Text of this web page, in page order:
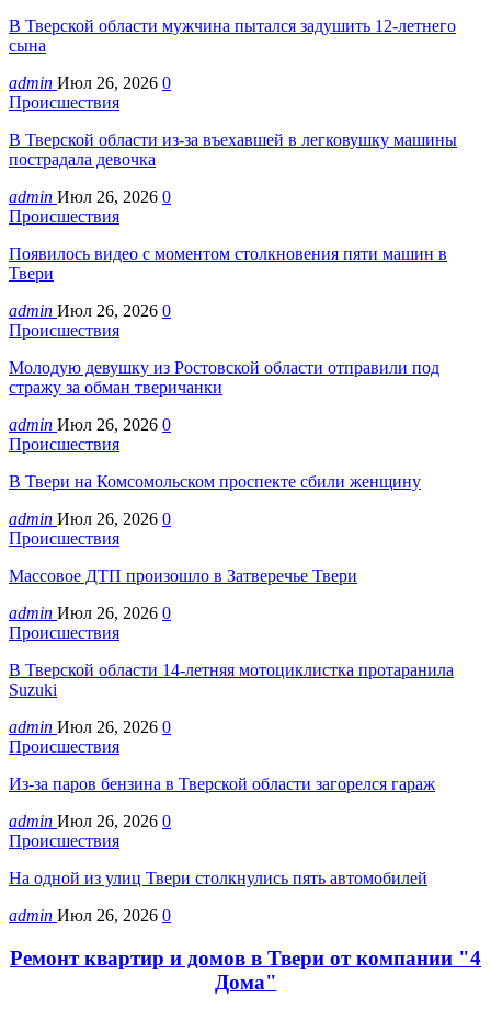
В Тверской области мужчина пытался задушить 12-летнего
сына
admin Июл 26, 2026 0
Происшествия
В Тверской области из-за въехавшей в легковушку машины
пострадала девочка
admin Июл 26, 2026 0
Происшествия
Появилось видео с моментом столкновения пяти машин в
Твери
admin Июл 26, 2026 0
Происшествия
Молодую девушку из Ростовской области отправили под
стражу за обман тверичанки
admin Июл 26, 2026 0
Происшествия
В Твери на Комсомольском проспекте сбили женщину
admin Июл 26, 2026 0
Происшествия
Массовое ДТП произошло в Затверечье Твери
admin Июл 26, 2026 0
Происшествия
В Тверской области 14-летняя мотоциклистка протаранила
Suzuki
admin Июл 26, 2026 0
Происшествия
Из-за паров бензина в Тверской области загорелся гараж
admin Июл 26, 2026 0
Происшествия
На одной из улиц Твери столкнулись пять автомобилей
admin Июл 26, 2026 0
Ремонт квартир и домов в Твери от компании "4
Дома"